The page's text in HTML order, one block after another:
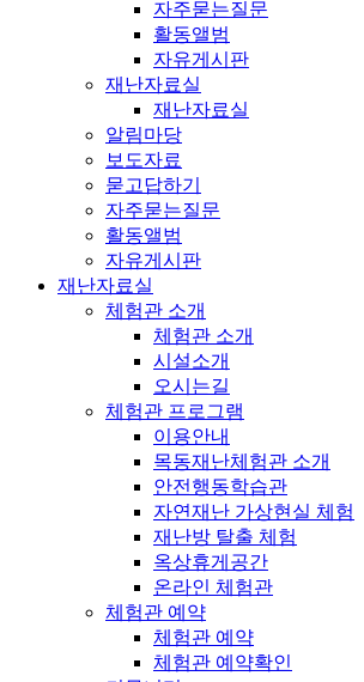
자주묻는질문
활동앨범
자유게시판
재난자료실
재난자료실
알림마당
보도자료
묻고답하기
자주묻는질문
활동앨범
자유게시판
재난자료실
체험관 소개
체험관 소개
시설소개
오시는길
체험관 프로그램
이용안내
목동재난체험관 소개
안전행동학습관
자연재난 가상현실 체험
재난방 탈출 체험
옥상휴게공간
온라인 체험관
체험관 예약
체험관 예약
체험관 예약확인